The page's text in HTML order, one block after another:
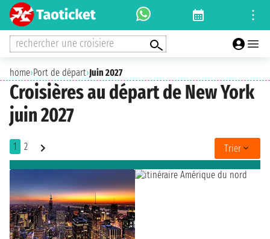
rechercher une croisiere
home›Port de départ›Juin 2027
Croisières au départ de New York
juin 2027
1 2 Trier